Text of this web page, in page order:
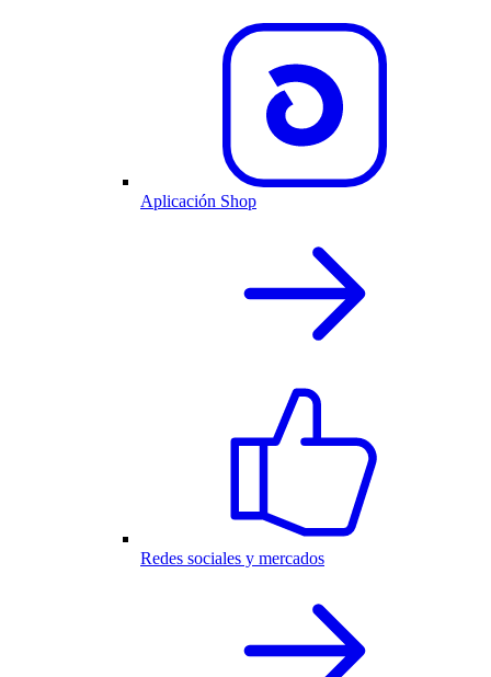
Aplicación Shop
Redes sociales y mercados